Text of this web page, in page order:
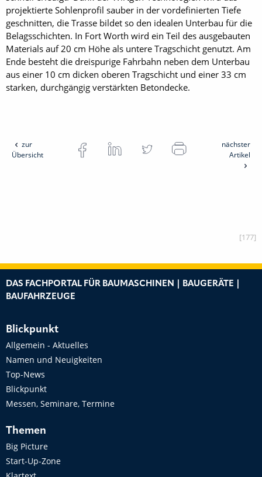
projektierte Sohlenprofil sauber in der vordefinierten Tiefe
geschnitten, die Trasse bildet so den idealen Unterbau für die
Belagsschichten. In Fort Worth wird ein Teil des ausgebauten
Materials auf 20 cm Höhe als untere Tragschicht genutzt. Am
Ende besteht die dreispurige Fahrbahn neben dem Unterbau
aus einer 10 cm dicken oberen Tragschicht und einer 33 cm
starken, durchgängig verstärkten Betondecke.
zur
Übersicht
nächster
Artikel
[177]
DAS FACHPORTAL FÜR BAUMASCHINEN | BAUGERÄTE |
BAUFAHRZEUGE
Blickpunkt
Allgemein - Aktuelles
Namen und Neuigkeiten
Top-News
Blickpunkt
Messen, Seminare, Termine
Themen
Big Picture
Start-Up-Zone